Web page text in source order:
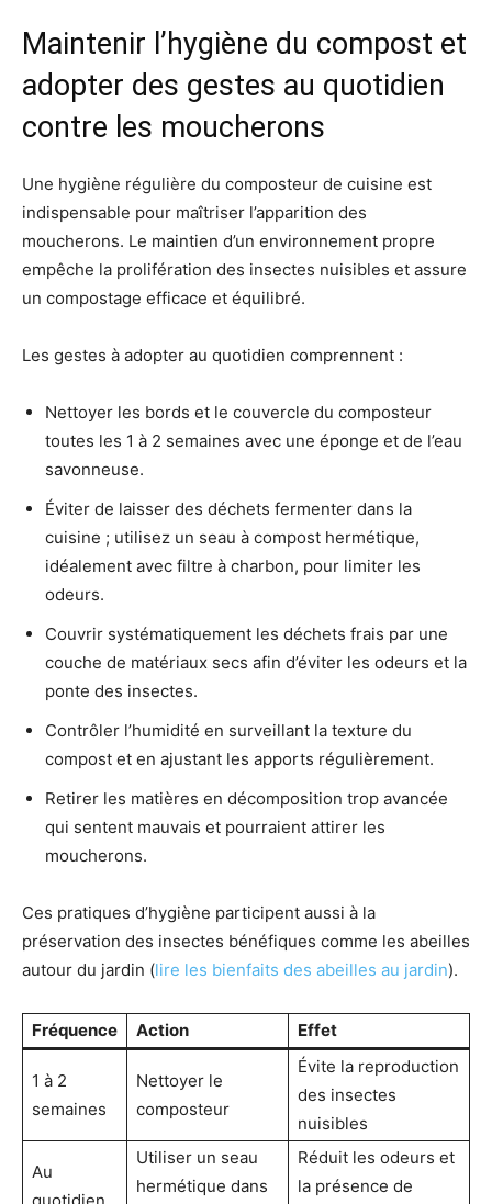
Maintenir l’hygiène du compost et
adopter des gestes au quotidien
contre les moucherons
Une hygiène régulière du composteur de cuisine est
indispensable pour maîtriser l’apparition des
moucherons. Le maintien d’un environnement propre
empêche la prolifération des insectes nuisibles et assure
un compostage efficace et équilibré.
Les gestes à adopter au quotidien comprennent :
Nettoyer les bords et le couvercle du composteur
toutes les 1 à 2 semaines avec une éponge et de l’eau
savonneuse.
Éviter de laisser des déchets fermenter dans la
cuisine ; utilisez un seau à compost hermétique,
idéalement avec filtre à charbon, pour limiter les
odeurs.
Couvrir systématiquement les déchets frais par une
couche de matériaux secs afin d’éviter les odeurs et la
ponte des insectes.
Contrôler l’humidité en surveillant la texture du
compost et en ajustant les apports régulièrement.
Retirer les matières en décomposition trop avancée
qui sentent mauvais et pourraient attirer les
moucherons.
Ces pratiques d’hygiène participent aussi à la
préservation des insectes bénéfiques comme les abeilles
autour du jardin (lire les bienfaits des abeilles au jardin).
Fréquence Action Effet
1 à 2
semaines
Nettoyer le
composteur
Évite la reproduction
des insectes
nuisibles
Au
Utiliser un seau
hermétique dans
Réduit les odeurs et
la présence de